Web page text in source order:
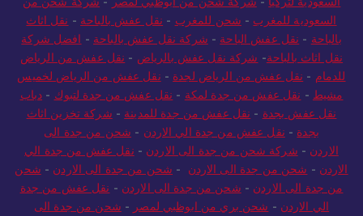
السعودية للمغرب - شحن للمغرب - نقل عفش بالباحة - نقل اثاث
بالباحة - نقل عفش الباحة - شركة نقل عفش بالباحة - افضل شركة
نقل اثاث بالباحة- شركة نقل عفش بالرياض - نقل عفش من الرياض
للدمام - نقل عفش من الرياض لجدة - نقل عفش من الرياض لخميس
مشيط - نقل عفش من جدة لمكة - نقل عفش من جدة لتبوك - دباب
نقل عفش بجدة - نقل عفش من جدة للمدينة - شركة تخزين اثاث
بجدة - نقل عفش من جدة الي الاردن - شحن من جدة الى
الاردن - شركة شحن من جدة الى الاردن - نقل عفش من جدة الي
الاردن - شحن من جدة الى الاردن - شحن من جدة الى الاردن - شحن
من جدة الى الاردن - شحن من جدة الى الاردن - نقل عفش من جدة
الي الاردن - شحن بري من ابوظبي لمصر - شحن من جدة الى